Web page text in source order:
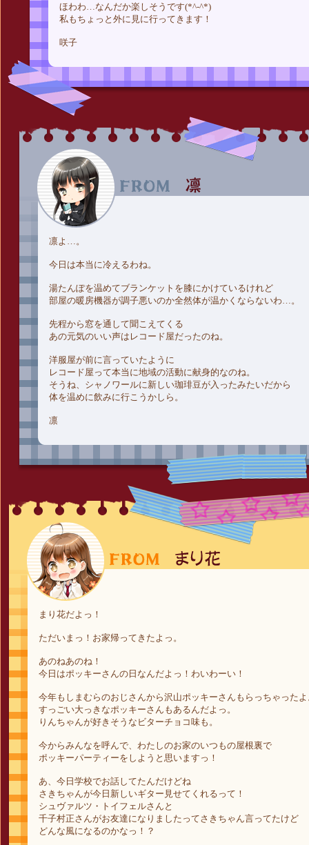
ほわわ…なんだか楽しそうです(*^-^*)
私もちょっと外に見に行ってきます！
咲子
凛よ…。
今日は本当に冷えるわね。
湯たんぽを温めてブランケットを膝にかけているけれど
部屋の暖房機器が調子悪いのか全然体が温かくならないわ…。
先程から窓を通して聞こえてくる
あの元気のいい声はレコード屋だったのね。
洋服屋が前に言っていたように
レコード屋って本当に地域の活動に献身的なのね。
そうね、シャノワールに新しい珈琲豆が入ったみたいだから
体を温めに飲みに行こうかしら。
凛
まり花だよっ！
ただいまっ！お家帰ってきたよっ。
あのねあのね！
今日はポッキーさんの日なんだよっ！わいわーい！
今年もしまむらのおじさんから沢山ポッキーさんもらっちゃった
すっごい大っきなポッキーさんもあるんだよっ。
りんちゃんが好きそうなビターチョコ味も。
今からみんなを呼んで、わたしのお家のいつもの屋根裏で
ポッキーパーティーをしようと思いますっ！
あ、今日学校でお話してたんだけどね
さきちゃんが今日新しいギター見せてくれるって！
シュヴァルツ・トイフェルさんと
千子村正さんがお友達になりましたってさきちゃん言ってたけど
どんな風になるのかなっ！？